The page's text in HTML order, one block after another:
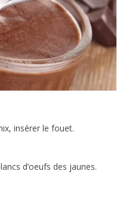
insérer le fouet.
d’oeufs des jaunes.